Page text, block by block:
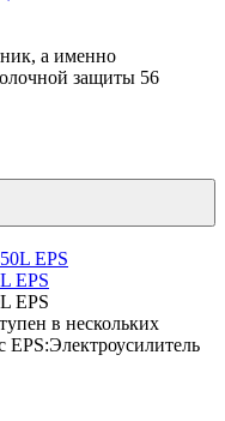
а именно
защиты 56
EPS
EPS
в нескольких
EPS:Электроусилитель